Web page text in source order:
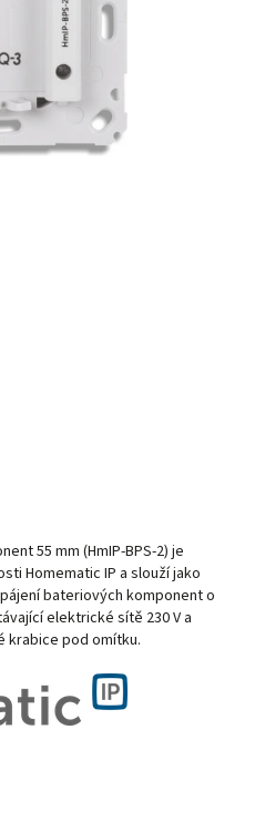
55 mm (HmIP-BPS-2) je
Homematic IP a slouží jako
bateriových komponent o
elektrické sítě 230 V a
krabice pod omítku.